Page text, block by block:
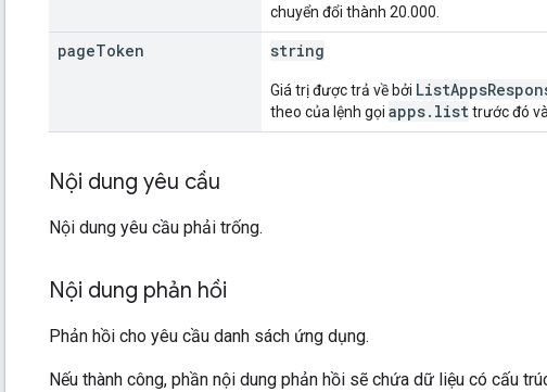
chuyển đổi thành 20.000.
pageToken string
Giá trị được trả về bởi
theo của lệnh gọi apps.listtrước đó
Nội dung yêu cầu
Nội dung yêu cầu phải trống.
Nội dung phản hồi
Phản hồi cho yêu cầu danh sách ứng dụng.
Nếu thành công, phần nội dung phản hồi sẽ chứa dữ liệu có cấu